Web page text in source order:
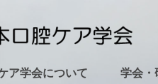
ア学会について 学会・